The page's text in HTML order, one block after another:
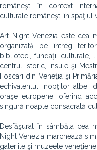
româneşti în context
culturale româneşti în spaţiul
Art Night Venezia este cea
organizată pe întreg
biblioteci, fundaţii culturale,
centrul istoric, insule şi
Foscari din Veneţia şi
echivalentul „nopţilor albe”
oraşe europene, oferind
singură noapte consacrată
Desfăşurat în sâmbăta cea
Night Venezia marchează
galeriile şi muzeele veneţiene.